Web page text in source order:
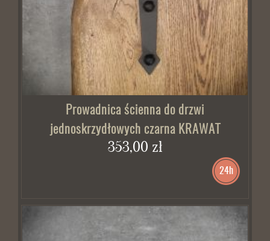
Prowadnica ścienna do drzwi
jednoskrzydłowych czarna KRAWAT
353,00 zł
24h